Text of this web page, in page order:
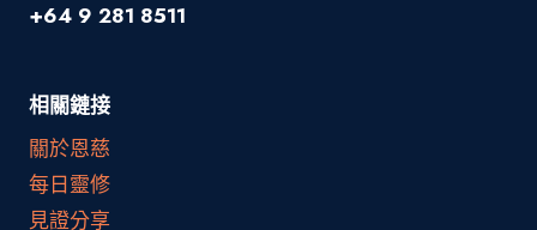
+64 9 281 8511
相關鏈接
關於恩慈
每日靈修
見證分享